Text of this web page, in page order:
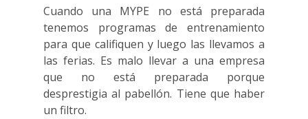
Cuando una MYPE no está preparada
tenemos programas de entrenamiento
para que califiquen y luego las llevamos a
las ferias. Es malo llevar a una empresa
que no está preparada porque
desprestigia al pabellón. Tiene que haber
un filtro.